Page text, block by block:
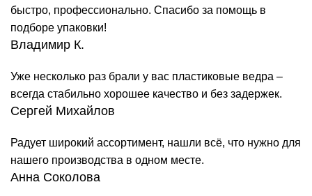
быстро, профессионально. Спасибо за помощь в
подборе упаковки!
Владимир К.
Уже несколько раз брали у вас пластиковые ведра –
всегда стабильно хорошее качество и без задержек.
Сергей Михайлов
Радует широкий ассортимент, нашли всё, что нужно для
нашего производства в одном месте.
Анна Соколова